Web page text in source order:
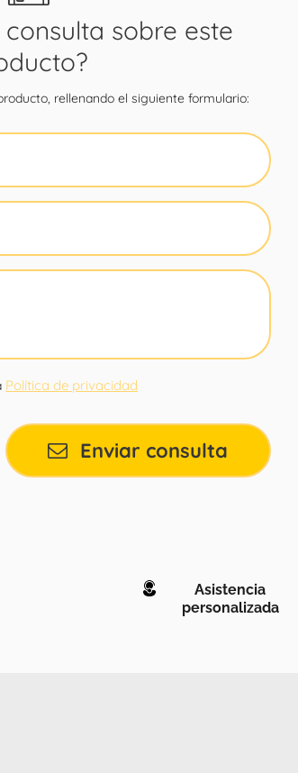
sobre este
rellenando el siguiente formulario:
Política de privacidad
Enviar consulta
Asistencia
personalizada